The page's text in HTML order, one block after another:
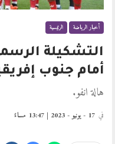
أخبار الرياضة الرئيسية
التشكيلة
أمام جنوب
هالة انفو.
في 17 - يونيو - 2023 | 13:47 مساءً